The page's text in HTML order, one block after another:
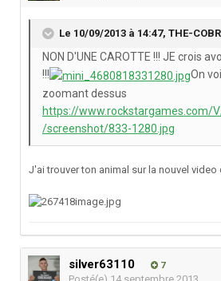
Le 10/09/2013 à 14:47, THE-
NON D'UNE CAROTTE !!! JE crois
!!!
On
zoomant dessus
https://www.rockstargames.com/
/screenshot/833-1280.jpg
J'ai trouver ton animal sur la nouvel
silver63110 7